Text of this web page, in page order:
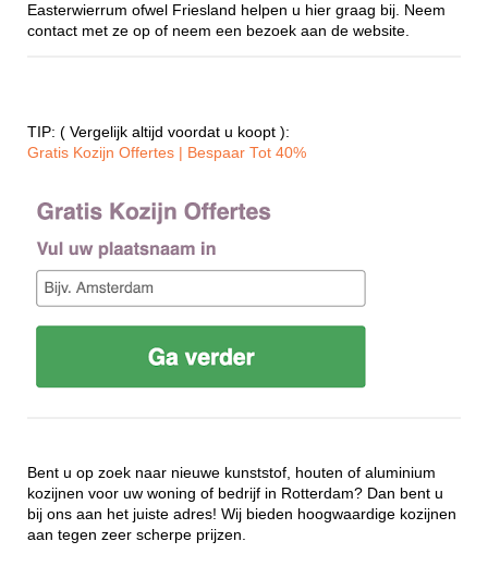
Easterwierrum ofwel Friesland helpen u hier graag bij. Neem
contact met ze op of neem een bezoek aan de website.
TIP: ( Vergelijk altijd voordat u koopt ):
Gratis Kozijn Offertes | Bespaar Tot 40%‎
Bent u op zoek naar nieuwe kunststof, houten of aluminium
kozijnen voor uw woning of bedrijf in Rotterdam? Dan bent u
bij ons aan het juiste adres! Wij bieden hoogwaardige kozijnen
aan tegen zeer scherpe prijzen.